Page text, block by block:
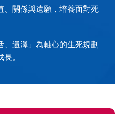
、關係與遺願，培養面對死
、遺澤」為軸心的生死規劃
。